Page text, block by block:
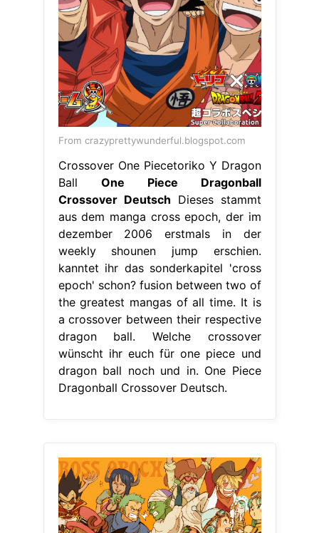
From crazyprettywunderful.blogspot.com
Crossover One Piecetoriko Y Dragon
Ball One Piece Dragonball
Crossover Deutsch Dieses stammt
aus dem manga cross epoch, der im
dezember 2006 erstmals in der
weekly shounen jump erschien.
kanntet ihr das sonderkapitel 'cross
epoch' schon? fusion between two of
the greatest mangas of all time. It is
a crossover between their respective
dragon ball. Welche crossover
wünscht ihr euch für one piece und
dragon ball noch und in. One Piece
Dragonball Crossover Deutsch.